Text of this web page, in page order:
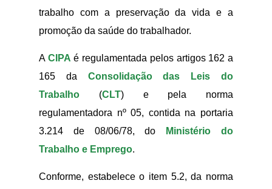
trabalho com a preservação da vida e a
promoção da saúde do trabalhador.
A CIPA é regulamentada pelos artigos 162 a
165 da Consolidação das Leis do
Trabalho (CLT) e pela norma
regulamentadora nº 05, contida na portaria
3.214 de 08/06/78, do
Ministério do
Trabalho e Emprego.
Conforme, estabelece o item 5.2, da norma